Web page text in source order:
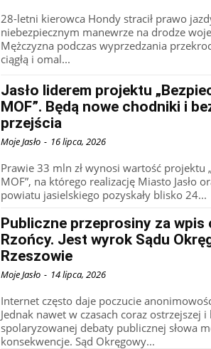
28-letni kierowca Hondy stracił prawo
niebezpiecznym manewrze na drodze
Mężczyzna podczas wyprzedzania
ciągłą i omal...
Jasło liderem projektu
MOF”. Będą nowe chodniki i
przejścia
Moje Jasło - 16 lipca, 2026
Prawie 33 mln zł wynosi wartość projektu
MOF”, na którego realizację Miasto Jasło
powiatu jasielskiego pozyskały blisko 24...
Publiczne przeprosiny za wpis
Rzońcy. Jest wyrok Sądu
Rzeszowie
Moje Jasło - 14 lipca, 2026
Internet często daje poczucie
Jednak nawet w czasach coraz ostrzejszej i
spolaryzowanej debaty publicznej słowa
konsekwencje. Sąd Okręgowy...